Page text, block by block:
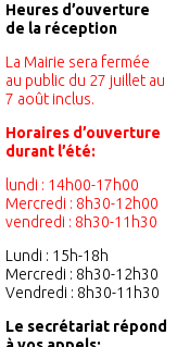
Heures d’ouverture
de la réception
La Mairie sera fermée
au public du 27 juillet au
7 août inclus.
Horaires d’ouverture
durant l’été:
lundi : 14h00-17h00
Mercredi : 8h30-12h00
vendredi : 8h30-11h30
Lundi : 15h-18h
Mercredi : 8h30-12h30
Vendredi : 8h30-11h30
Le secrétariat répond